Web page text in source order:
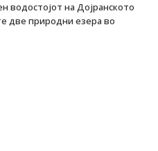
водостојот на Дојранското
две природни езера во